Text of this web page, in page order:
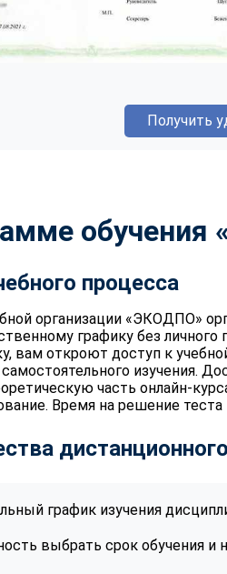
Получить
обучения
процесса
организации «ЭКОДПО»
графику без
вам откроют доступ к
изучения.
часть онлайн-
Время на решение теста
график изучения
выбрать срок обучения и